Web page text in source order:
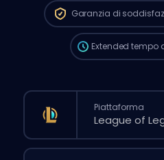
Garanzia di
più lunghi
normale dal sito.
Extended tempo
Piattaforma